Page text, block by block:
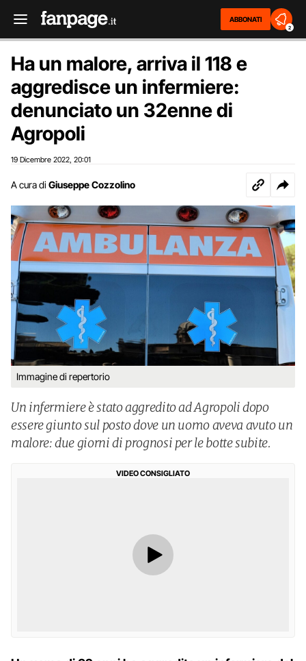
ABBONATI
2
Ha un malore, arriva il 118 e
aggredisce un infermiere:
denunciato un 32enne di
Agropoli
19 Dicembre 2022 20:01
A cura di Giuseppe Cozzolino
Immagine di repertorio
Un infermiere è stato aggredito ad Agropoli dopo
essere giunto sul posto dove un uomo aveva avuto un
malore: due giorni di prognosi per le botte subite.
VIDEO CONSIGLIATO